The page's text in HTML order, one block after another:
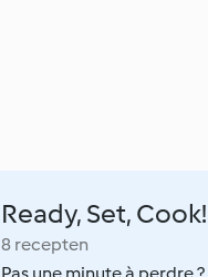
Ready, Set, Cook!
8 recepten